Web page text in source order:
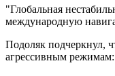
"Глобальная
международную
Подоляк подчеркнул,
агрессивным режимам: